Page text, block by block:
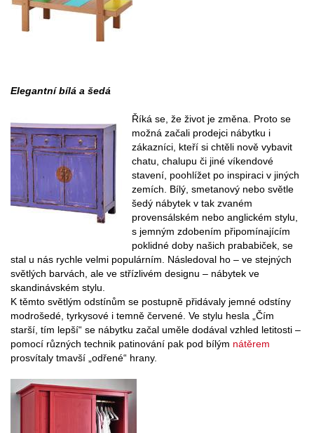
Elegantní bílá a šedá
Říká se, že život je změna. Proto se
možná začali prodejci nábytku i
zákazníci, kteří si chtěli nově vybavit
chatu, chalupu či jiné víkendové
stavení, poohlížet po inspiraci v jiných
zemích. Bílý, smetanový nebo světle
šedý nábytek v tak zvaném
provensálském nebo anglickém stylu,
s jemným zdobením připomínajícím
poklidné doby našich prababiček, se
stal u nás rychle velmi populárním. Následoval ho – ve stejných
světlých barvách, ale ve střízlivém designu – nábytek ve
skandinávském stylu.
K těmto světlým odstínům se postupně přidávaly jemné odstíny
modrošedé, tyrkysové i temně červené. Ve stylu hesla „Čím
starší, tím lepší“ se nábytku začal uměle dodával vzhled letitosti –
pomocí různých technik patinování pak pod bílým nátěrem
prosvítaly tmavší „odřené“ hrany.